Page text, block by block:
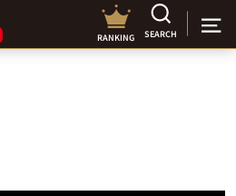
RANKING SEARCH